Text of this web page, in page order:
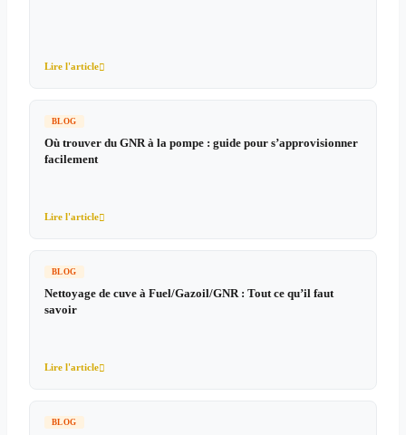
Lire l'article
BLOG
Où trouver du GNR à la pompe : guide pour s’approvisionner
facilement
Lire l'article
BLOG
Nettoyage de cuve à Fuel/Gazoil/GNR : Tout ce qu’il faut
savoir
Lire l'article
BLOG